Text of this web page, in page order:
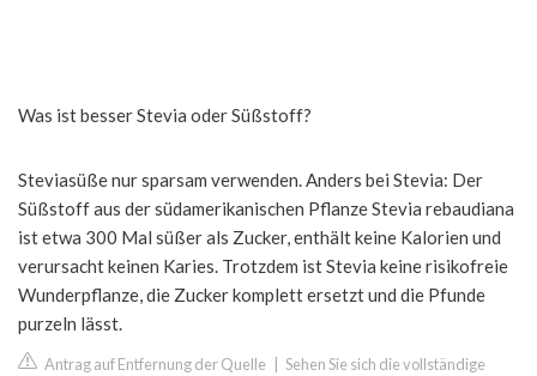
Was ist besser Stevia oder Süßstoff?
Steviasüße nur sparsam verwenden. Anders bei Stevia: Der
Süßstoff aus der südamerikanischen Pflanze Stevia rebaudiana
ist etwa 300 Mal süßer als Zucker, enthält keine Kalorien und
verursacht keinen Karies. Trotzdem ist Stevia keine risikofreie
Wunderpflanze, die Zucker komplett ersetzt und die Pfunde
purzeln lässt.
Antrag auf Entfernung der Quelle Sehen Sie sich die vollständige